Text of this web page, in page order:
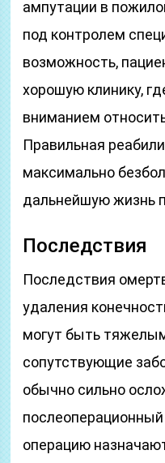
ампутации в
под контролем
возможность,
хорошую клинику,
вниманием
Правильная
максимально
дальнейшую жизнь
Последствия
Последствия
удаления
могут быть
сопутствующие
обычно сильно
операцию